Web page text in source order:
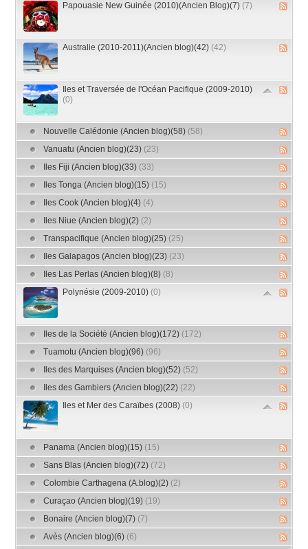
Papouasie New Guinée (2010)(Ancien Blog)(7) (7)
Australie (2010-2011)(Ancien blog)(42) (42)
Iles et Traversée de l'Océan Pacifique (2009-2010)
(0)
Nouvelle Calédonie (Ancien blog)(58) (58)
Vanuatu (Ancien blog)(23) (23)
Iles Fiji (Ancien blog)(33) (33)
Iles Tonga (Ancien blog)(15) (15)
Iles Cook (Ancien blog)(4) (4)
Iles Niue (Ancien blog)(2) (2)
Transpacifique (Ancien blog)(25) (25)
Iles Galapagos (Ancien blog)(23) (23)
Iles Las Perlas (Ancien blog)(8) (8)
Polynésie (2009-2010) (0)
Iles de la Société (Ancien blog)(172) (172)
Tuamotu (Ancien blog)(96) (96)
Iles des Marquises (Ancien blog)(52) (52)
Iles des Gambiers (Ancien blog)(22) (22)
Iles et Mer des Caraïbes (2008) (0)
Panama (Ancien blog)(15) (15)
Sans Blas (Ancien blog)(72) (72)
Colombie Carthagena (A.blog)(2) (2)
Curaçao (Ancien blog)(19) (19)
Bonaire (Ancien blog)(7) (7)
Avès (Ancien blog)(6) (6)